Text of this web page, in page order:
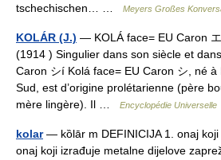
tschechischen… …
Meyers Großes
KOLÁR (J.) — KOLÁ face= EU Caron
(1914 ) Singulier dans son siècle et
Caron シí Kolá face= EU Caron シ, né
Sud, est d’origine prolétarienne (père
mère lingère). Il …
Encyclopédie Universelle
kolar— kȍlār m DEFINICIJA 1. onaj koji
onaj koji izrađuje metalne dijelove